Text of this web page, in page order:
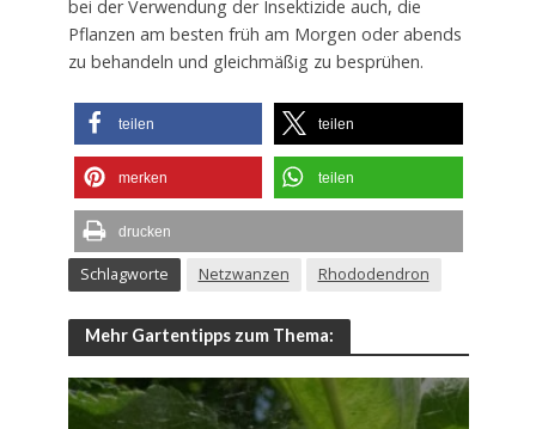
bei der Verwendung der Insektizide auch, die
Pflanzen am besten früh am Morgen oder abends
zu behandeln und gleichmäßig zu besprühen.
teilen teilen
merken teilen
drucken
Schlagworte Netzwanzen Rhododendron
Mehr Gartentipps zum Thema: